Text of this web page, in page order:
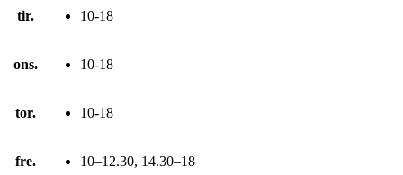
tir. 10-18
ons. 10-18
tor. 10-18
fre. 10–12.30, 14.30–18